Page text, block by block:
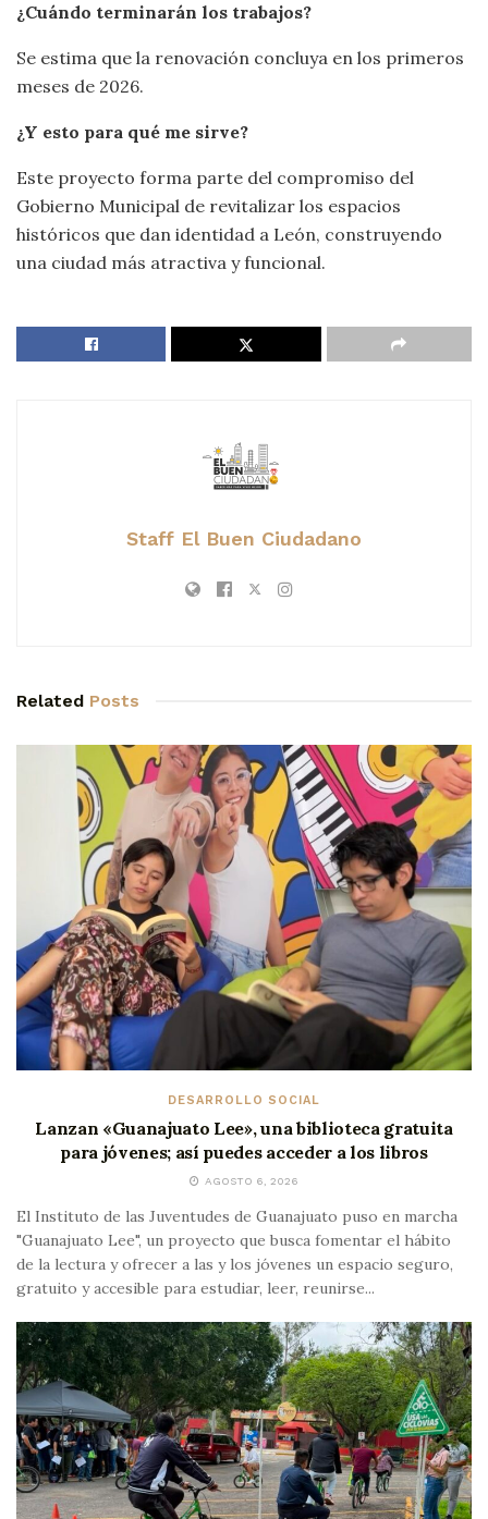
¿Cuándo terminarán los trabajos?
Se estima que la renovación concluya en los primeros
meses de 2026.
¿Y esto para qué me sirve?
Este proyecto forma parte del compromiso del
Gobierno Municipal de revitalizar los espacios
históricos que dan identidad a León, construyendo
una ciudad más atractiva y funcional.
Staff El Buen Ciudadano
Related Posts
DESARROLLO SOCIAL
Lanzan «Guanajuato Lee», una biblioteca gratuita
para jóvenes; así puedes acceder a los libros
AGOSTO 6, 2026
El Instituto de las Juventudes de Guanajuato puso en marcha
"Guanajuato Lee", un proyecto que busca fomentar el hábito
de la lectura y ofrecer a las y los jóvenes un espacio seguro,
gratuito y accesible para estudiar, leer, reunirse...